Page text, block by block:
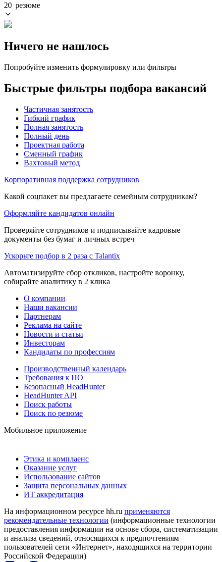
20 резюме
Ничего не нашлось
Попробуйте изменить формулировку или фильтры
Быстрые фильтры подбора вакансий
Частичная занятость
Гибкий график
Полная занятость
Полный день
Проектная работа
Сменный график
Вахтовый метод
Корпоративная поддержка сотрудников
Какой соцпакет вы предлагаете семейным сотрудникам?
Оформляйте кандидатов онлайн
Проверяйте сотрудников и подписывайте кадровые
документы без бумаг и личных встреч
Ускорьте подбор в 2 раза с Talantix
Автоматизируйте сбор откликов, настройте воронку,
собирайте аналитику в 2 клика
О компании
Наши вакансии
Партнерам
Реклама на сайте
Новости и статьи
Инвесторам
Кандидаты по профессиям
Производственный календарь
Требования к ПО
Безопасный HeadHunter
HeadHunter API
Поиск работы
Поиск по резюме
Мобильное приложение
Этика и комплаенс
Оказание услуг
Использование сайтов
Защита персональных данных
ИТ аккредитация
На информационном ресурсе hh.ru применяются
рекомендательные технологии (информационные технологии
предоставления информации на основе сбора, систематизации
и анализа сведений, относящихся к предпочтениям
пользователей сети «Интернет», находящихся на территории
Российской Федерации)